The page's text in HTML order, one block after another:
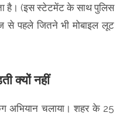
है। (इस स्टेटमेंट के साथ पुलिस
से पहले जितने भी मोबाइल लूट
क्यों नहीं
अभियान चलाया। शहर के 25